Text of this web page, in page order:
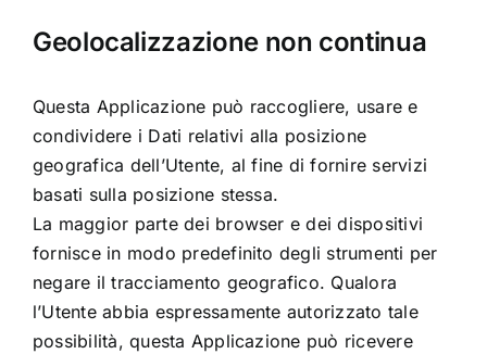
Geolocalizzazione non continua
Questa Applicazione può raccogliere, usare e
condividere i Dati relativi alla posizione
geografica dell’Utente, al fine di fornire servizi
basati sulla posizione stessa.
La maggior parte dei browser e dei dispositivi
fornisce in modo predefinito degli strumenti per
negare il tracciamento geografico. Qualora
l’Utente abbia espressamente autorizzato tale
possibilità, questa Applicazione può ricevere